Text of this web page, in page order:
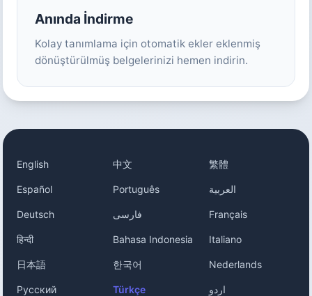
Anında İndirme
Kolay tanımlama için otomatik ekler eklenmiş
dönüştürülmüş belgelerinizi hemen indirin.
English 中文 繁體
Español Português العربية
Deutsch فارسی Français
हिन्दी Bahasa Indonesia Italiano
日本語 한국어 Nederlands
Русский Türkçe اردو